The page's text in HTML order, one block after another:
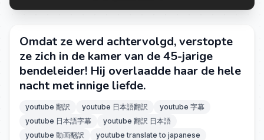
Omdat ze werd achtervolgd, verstopte
ze zich in de kamer van de 45-jarige
bendeleider! Hij overlaadde haar de hele
nacht met innige liefde.
youtube 翻訳 youtube 日本語翻訳
youtube 字幕
youtube 日本語字幕
youtube 翻訳 日本語
youtube 動画翻訳
youtube translate to japanese